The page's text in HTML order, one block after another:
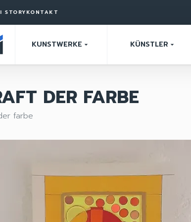
STORY KONTAKT
KUNSTWERKE arrow_drop_down KÜNSTLER arrow_drop_down
DER FARBE
farbe